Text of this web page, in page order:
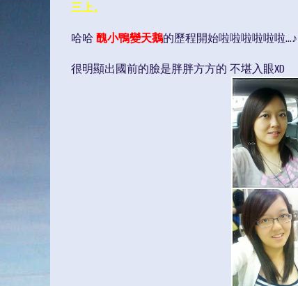
三上。
哈哈 醜小鴨變天鵝的歷程開始啦啦啦啦啦
很明顯出國前的臉是胖胖方方的 不堪入眼XD